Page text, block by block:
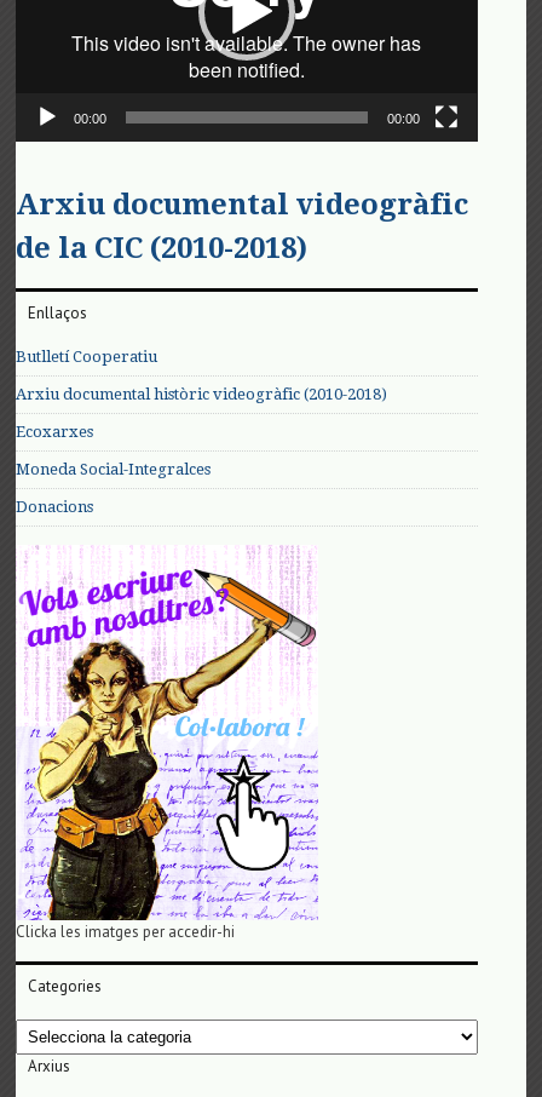
00:00 00:00
Arxiu documental videogràfic
de la CIC (2010-2018)
Enllaços
Butlletí Cooperatiu
Arxiu documental històric videogràfic (2010-2018)
Ecoxarxes
Moneda Social-Integralces
Donacions
Clicka les imatges per accedir-hi
Categories
Categories
Arxius